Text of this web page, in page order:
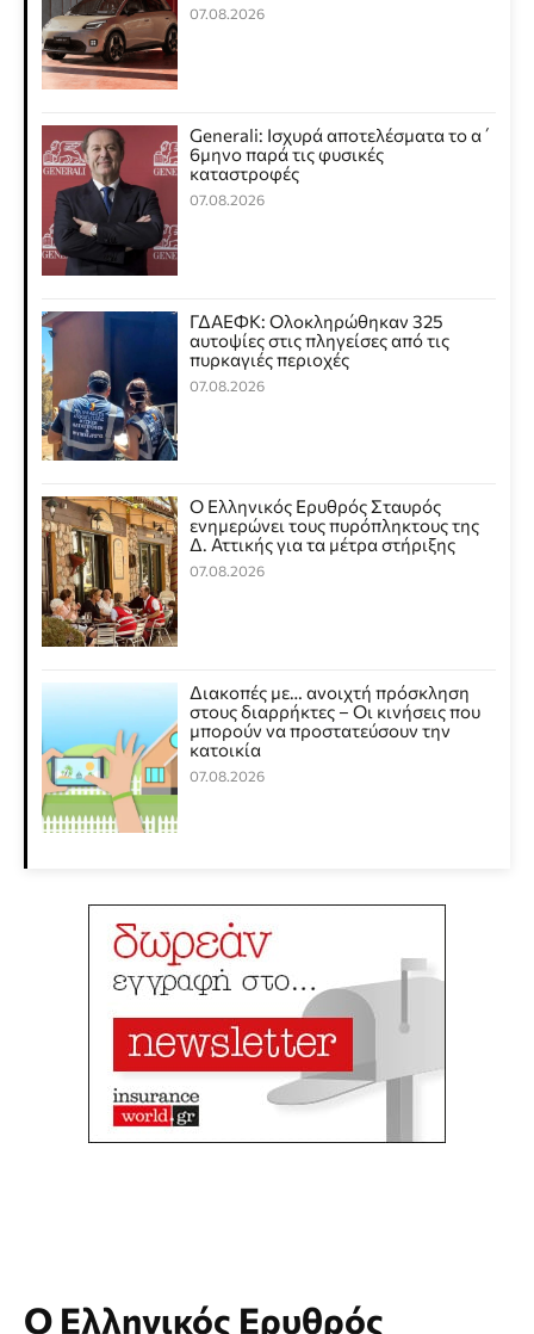
07.08.2026
Generali: Ισχυρά αποτελέσματα το α΄
6μηνο παρά τις φυσικές
καταστροφές
07.08.2026
ΓΔΑΕΦΚ: Ολοκληρώθηκαν 325
αυτοψίες στις πληγείσες από τις
πυρκαγιές περιοχές
07.08.2026
Ο Ελληνικός Ερυθρός Σταυρός
ενημερώνει τους πυρόπληκτους της
Δ. Αττικής για τα μέτρα στήριξης
07.08.2026
Διακοπές με… ανοιχτή πρόσκληση
στους διαρρήκτες – Οι κινήσεις που
μπορούν να προστατεύσουν την
κατοικία
07.08.2026